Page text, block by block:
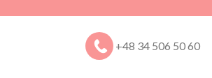
+48 34 506 50 60